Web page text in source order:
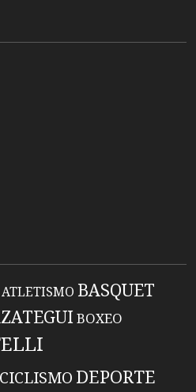
ATLETISMO BASQUET
BOXEO
CICLISMO DEPORTE